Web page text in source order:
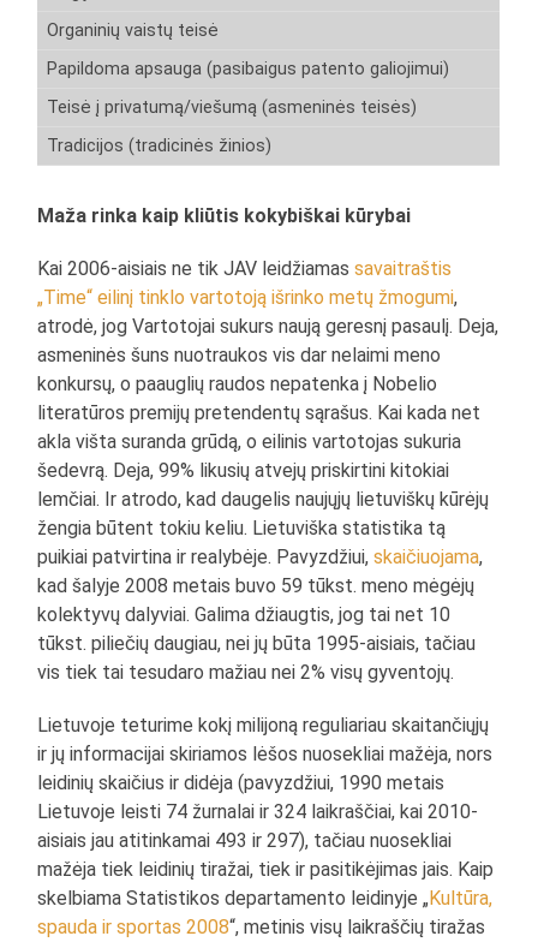
Organinių vaistų teisė
Papildoma apsauga (pasibaigus patento galiojimui)
Teisė į privatumą/viešumą (asmeninės teisės)
Tradicijos (tradicinės žinios)
Maža rinka kaip kliūtis kokybiškai kūrybai
Kai 2006-aisiais ne tik JAV leidžiamassavaitraštis
„Time“ eilinį tinklo vartotoją išrinko metų žmogumi,
atrodė, jog Vartotojai sukurs naują geresnį pasaulį. Deja,
asmeninės šuns nuotraukos vis dar nelaimi meno
konkursų, o paauglių raudos nepatenka į Nobelio
literatūros premijų pretendentų sąrašus. Kai kada net
akla višta suranda grūdą, o eilinis vartotojas sukuria
šedevrą. Deja, 99% likusių atvejų priskirtini kitokiai
lemčiai. Ir atrodo, kad daugelis naujųjų lietuviškų kūrėjų
žengia būtent tokiu keliu. Lietuviška statistika tą
puikiai patvirtina ir realybėje. Pavyzdžiui,skaičiuojama,
kad šalyje 2008 metais buvo 59 tūkst. meno mėgėjų
kolektyvų dalyviai. Galima džiaugtis, jog tai net 10
tūkst. piliečių daugiau, nei jų būta 1995-aisiais, tačiau
vis tiek tai tesudaro mažiau nei 2% visų gyventojų.
Lietuvoje teturime kokį milijoną reguliariau skaitančiųjų
ir jų informacijai skiriamos lėšos nuosekliai mažėja, nors
leidinių skaičius ir didėja (pavyzdžiui, 1990 metais
Lietuvoje leisti 74 žurnalai ir 324 laikraščiai, kai 2010-
aisiais jau atitinkamai 493 ir 297), tačiau nuosekliai
mažėja tiek leidinių tiražai, tiek ir pasitikėjimas jais. Kaip
skelbiama Statistikos departamento leidinyje „Kultūra,
spauda ir sportas 2008“, metinis visų laikraščių tiražas